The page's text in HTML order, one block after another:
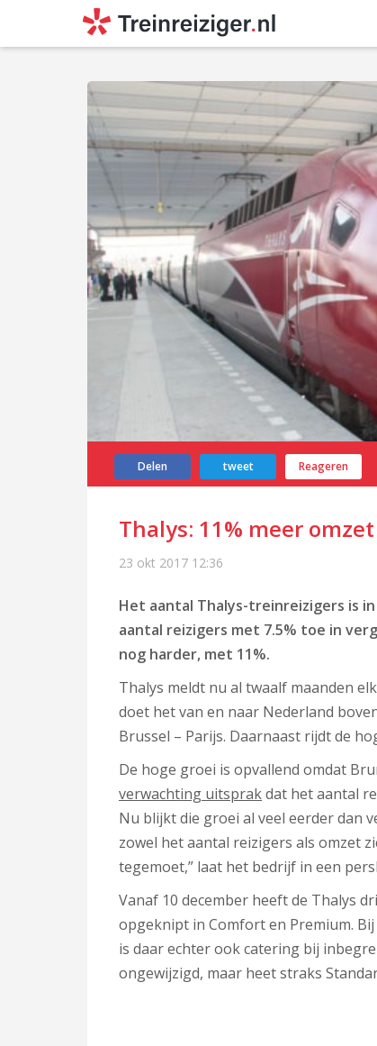
Delen tweet Reageren
Thalys: 11% meer
23 okt 2017 12:36
Het aantal Thalys-treinreizigers is
aantal reizigers met 7.5% toe in
nog harder, met 11%.
Thalys meldt nu al twaalf maanden
doet het van en naar Nederland
Brussel – Parijs. Daarnaast rijdt de
De hoge groei is opvallend omdat
verwachting uitsprakdat het aantal
Nu blijkt die groei al veel eerder dan
zowel het aantal reizigers als omzet
tegemoet,” laat het bedrijf in een
Vanaf 10 december heeft de Thalys
opgeknipt in Comfort en Premium.
is daar echter ook catering bij
ongewijzigd, maar heet straks